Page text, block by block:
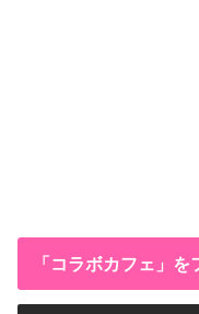
「コラボカフェ」を